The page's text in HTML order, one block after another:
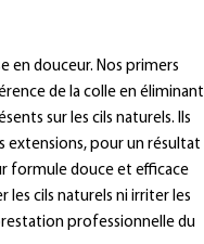
en douceur. Nos primers
de la colle en éliminant
sur les cils naturels. Ils
extensions, pour un résultat
formule douce et efficace
les cils naturels ni irriter les
professionnelle du